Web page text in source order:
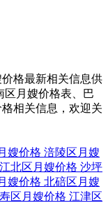
格最新相关信息供
区月嫂价格表、巴
相关信息，欢迎关
嫂价格 涪陵区月嫂
江北区月嫂价格 沙坪
嫂价格 北碚区月嫂
区月嫂价格 江津区